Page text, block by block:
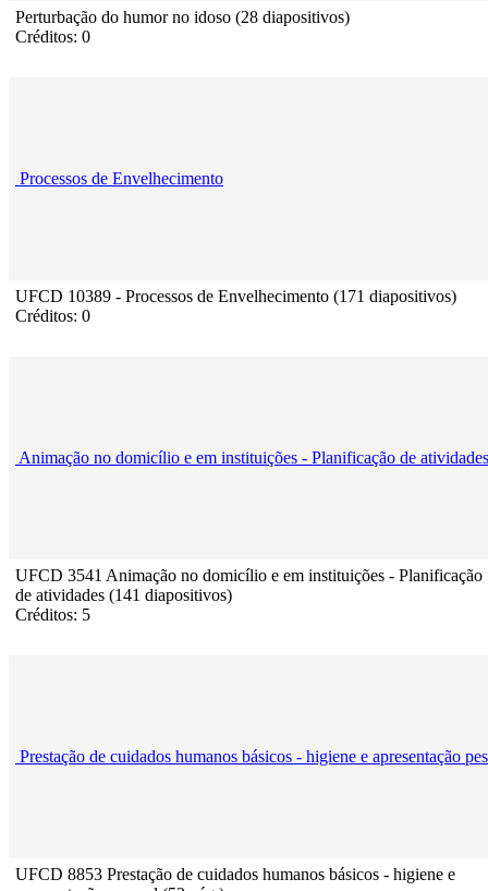
Perturbação do humor no idoso (28 diapositivos)
Créditos: 0
Processos de Envelhecimento
UFCD 10389 - Processos de Envelhecimento (171 diapositivos)
Créditos: 0
Animação no domicílio e em instituições - Planificação de atividades
UFCD 3541 Animação no domicílio e em instituições - Planificação
de atividades (141 diapositivos)
Créditos: 5
Prestação de cuidados humanos básicos - higiene e apresentação
UFCD 8853 Prestação de cuidados humanos básicos - higiene e